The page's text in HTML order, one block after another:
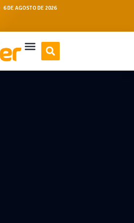
6 DE AGOSTO DE 2026